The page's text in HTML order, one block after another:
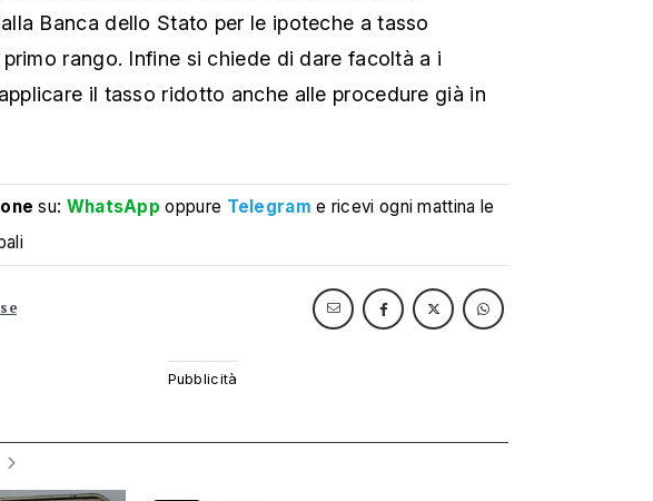
Banca dello Stato per le ipoteche a tasso
rango. Infine si chiede di dare facoltà a i
il tasso ridotto anche alle procedure già in
su: WhatsApp oppure Telegram e ricevi ogni mattina le